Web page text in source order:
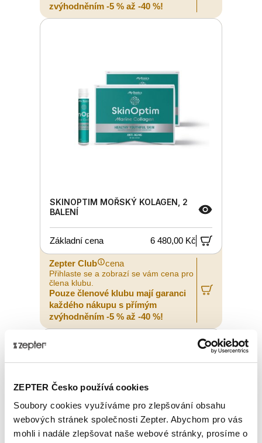
ZEPTER Česko používá cookies
Soubory cookies využíváme pro zlepšování obsahu
webových stránek společnosti Zepter. Abychom pro vás
mohli i nadále zlepšovat naše webové stránky, prosíme o
zvýhodněním -5 % až -40 %!
SKINOPTIM MOŘSKÝ KOLAGEN, 2
BALENÍ
Základní cena 6 480,00 Kč
Zepter Club cena
Přihlaste se a zobrazí se vám cena pro
člena klubu.
Pouze členové klubu mají garanci
každého nákupu s přímým
zvýhodněním -5 % až -40 %!